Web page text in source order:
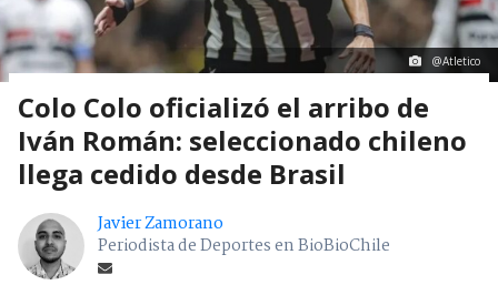
@Atletico
Colo Colo oficializó el arribo de
Iván Román: seleccionado chileno
llega cedido desde Brasil
Javier Zamorano
Periodista de Deportes en BioBioChile